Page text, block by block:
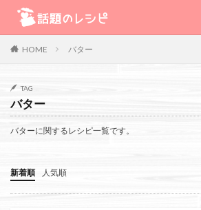
HOME バター
TAG
バター
バターに関するレシピ一覧です。
新着順 人気順
キーワード
TV番組
Warning: Use of undefined constant 番組 -
throw an Error in a future version of PHP) in